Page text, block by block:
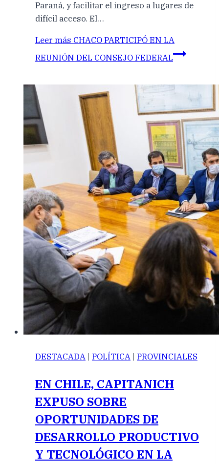
Paraná, y facilitar el ingreso a lugares de
difícil acceso. El…
Leer más CHACO PARTICIPÓ EN LA
REUNIÓN DEL CONSEJO FEDERAL
DESTACADA | POLÍTICA | PROVINCIALES
EN CHILE, CAPITANICH
EXPUSO SOBRE
OPORTUNIDADES DE
DESARROLLO PRODUCTIVO
Y TECNOLÓGICO EN LA